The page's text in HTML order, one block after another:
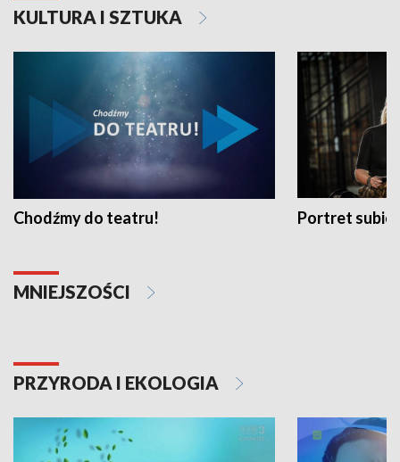
KULTURA I SZTUKA
Chodźmy do teatru! Portret
MNIEJSZOŚCI
PRZYRODA I EKOLOGIA